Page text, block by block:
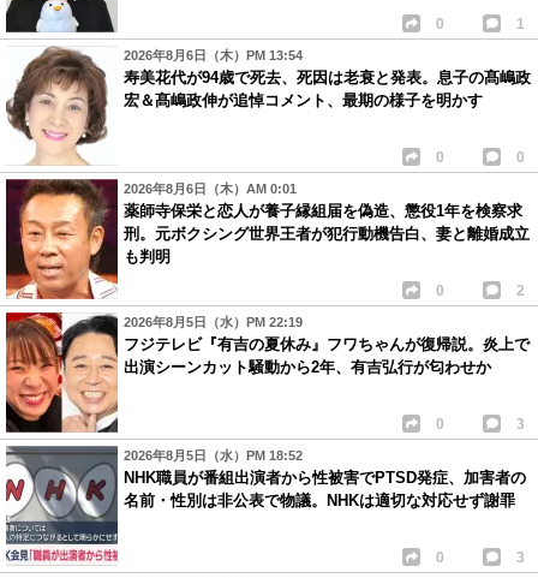
0 1
2026年8月6日（木）PM 13:54
寿美花代が94歳で死去、死因は老衰と発表。息子の髙嶋政
宏＆髙嶋政伸が追悼コメント、最期の様子を明かす
0 0
2026年8月6日（木）AM 0:01
薬師寺保栄と恋人が養子縁組届を偽造、懲役1年を検察求
刑。元ボクシング世界王者が犯行動機告白、妻と離婚成立
も判明
0 2
2026年8月5日（水）PM 22:19
フジテレビ『有吉の夏休み』フワちゃんが復帰説。炎上で
出演シーンカット騒動から2年、有吉弘行が匂わせか
0 3
2026年8月5日（水）PM 18:52
NHK職員が番組出演者から性被害でPTSD発症、加害者の
名前・性別は非公表で物議。NHKは適切な対応せず謝罪
0 3